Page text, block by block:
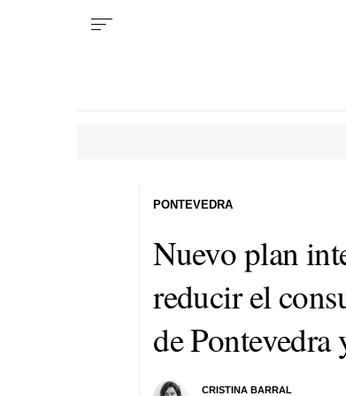
Nuevo plan
reducir el
de Pontevedra
CRISTINA BARRAL
PONTEVEDRA